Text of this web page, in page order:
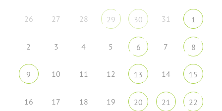
26 27 28 29 30 31 1
2 3 4 5 6 7 8
9 10 11 12 13 14 15
16 17 18 19 20 21 22